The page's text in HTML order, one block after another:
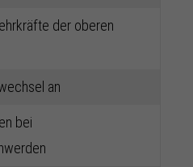
der oberen
an
bei